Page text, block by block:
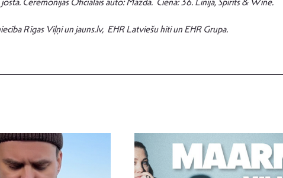
Rīgas Viļņi un jauns.lv, EHR Latviešu hiti un EHR Grupa.